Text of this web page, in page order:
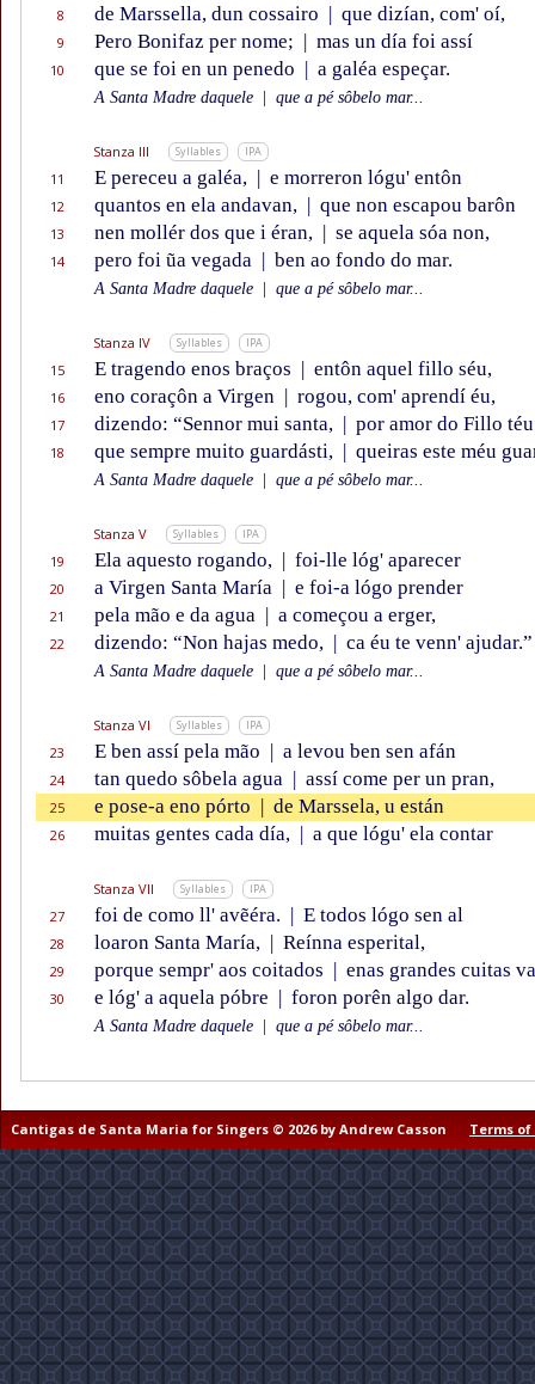
8 de Marssella, dun cossairo | que dizían, com' oí,
9 Pero Bonifaz per nome; | mas un día foi assí
10 que se foi en un penedo | a galéa espeçar.
A Santa Madre daquele que a pé sôbelo mar...
Stanza III Syllables IPA
11 E pereceu a galéa, | e morreron lógu' entôn
12 quantos en ela andavan, | que non escapou barôn
13 nen mollér dos que i éran, | se aquela sóa non,
14 pero foi ũa vegada | ben ao fondo do mar.
A Santa Madre daquele que a pé sôbelo mar...
Stanza IV Syllables IPA
15 E tragendo enos braços | entôn aquel fillo séu,
16 eno coraçôn a Virgen | rogou, com' aprendí éu,
17 dizendo: “Sennor mui santa, | por amor do Fillo téu
18 que sempre muito guardásti, | queiras este méu
A Santa Madre daquele que a pé sôbelo mar...
Stanza V Syllables IPA
19 Ela aquesto rogando, | foi-lle lóg' aparecer
20 a Virgen Santa María | e foi-a lógo prender
21 pela mão e da agua | a começou a erger,
22 dizendo: “Non hajas medo, | ca éu te venn' ajudar.”
A Santa Madre daquele que a pé sôbelo mar...
Stanza VI Syllables IPA
23 E ben assí pela mão | a levou ben sen afán
24 tan quedo sôbela agua | assí come per un pran,
25 e pose-a eno pórto | de Marssela, u están
26 muitas gentes cada día, | a que lógu' ela contar
Stanza VII Syllables IPA
27 foi de como ll' avẽéra. | E todos lógo sen al
28 loaron Santa María, | Reínna esperital,
29 porque sempr' aos coitados | enas grandes cuitas
30 e lóg' a aquela póbre | foron porên algo dar.
A Santa Madre daquele que a pé sôbelo mar...
Cantigas de Santa Maria for Singers © 2026 by Andrew Casson Terms of